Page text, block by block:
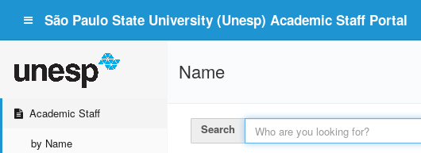
São Paulo State University (Unesp) Academic Staff Portal
Academic Staff
by Name
Name
Search